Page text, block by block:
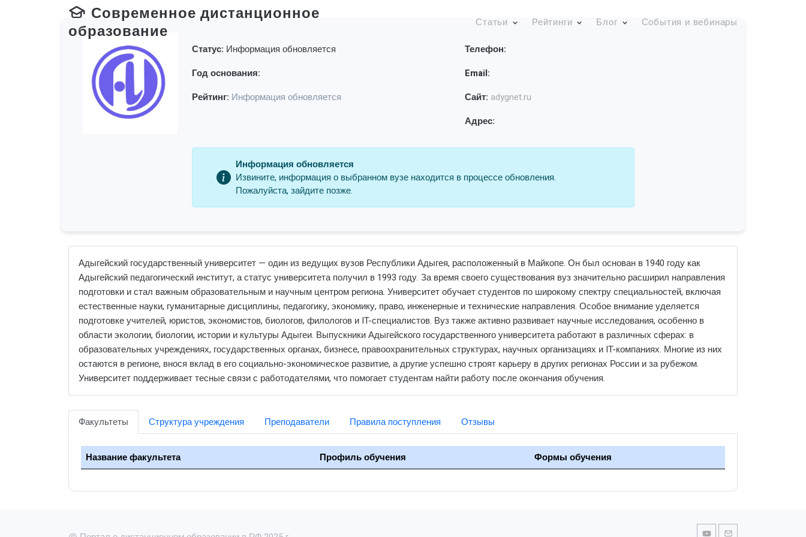
Современное дистанционное
образование
Статьи Рейтинги Блог События и вебинары
Статус: Информация обновляется
Год основания:
Рейтинг: Информация обновляется
Телефон:
Email:
Сайт: adygnet.ru
Адрес:
Информация обновляется
Извините, информация о выбранном вузе находится в процессе обновления.
Пожалуйста, зайдите позже.
Адыгейский государственный университет — один из ведущих вузов Республики Адыгея, расположенный в Майкопе. Он был основан в 1940 году как
Адыгейский педагогический институт, а статус университета получил в 1993 году. За время своего существования вуз значительно расширил направления
подготовки и стал важным образовательным и научным центром региона. Университет обучает студентов по широкому спектру специальностей, включая
естественные науки, гуманитарные дисциплины, педагогику, экономику, право, инженерные и технические направления. Особое внимание уделяется
подготовке учителей, юристов, экономистов, биологов, филологов и IT-специалистов. Вуз также активно развивает научные исследования, особенно в
области экологии, биологии, истории и культуры Адыгеи. Выпускники Адыгейского государственного университета работают в различных сферах: в
образовательных учреждениях, государственных органах, бизнесе, правоохранительных структурах, научных организациях и IT-компаниях. Многие из них
остаются в регионе, внося вклад в его социально-экономическое развитие, а другие успешно строят карьеру в других регионах России и за рубежом.
Университет поддерживает тесные связи с работодателями, что помогает студентам найти работу после окончания обучения.
Факультеты Структура учреждения Преподаватели Правила поступления Отзывы
Название факультета Профиль обучения Формы обучения